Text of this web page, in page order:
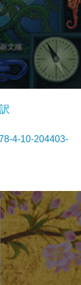
4-10-204403-